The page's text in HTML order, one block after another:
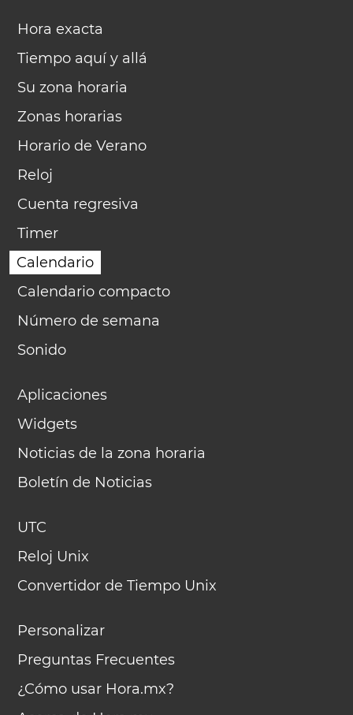
Hora exacta
Tiempo aquí y allá
Su zona horaria
Zonas horarias
Horario de Verano
Reloj
Cuenta regresiva
Timer
Calendario
Calendario compacto
Número de semana
Sonido
Aplicaciones
Widgets
Noticias de la zona horaria
Boletín de Noticias
UTC
Reloj Unix
Convertidor de Tiempo Unix
Personalizar
Preguntas Frecuentes
¿Cómo usar Hora.mx?